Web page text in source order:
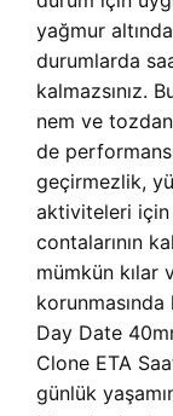
yağmur
durumlarda
kalmazsınız.
nem ve
de
geçirmezlik,
aktiviteleri
contalarının
mümkün kılar
Day Date
Clone ETA
günlük